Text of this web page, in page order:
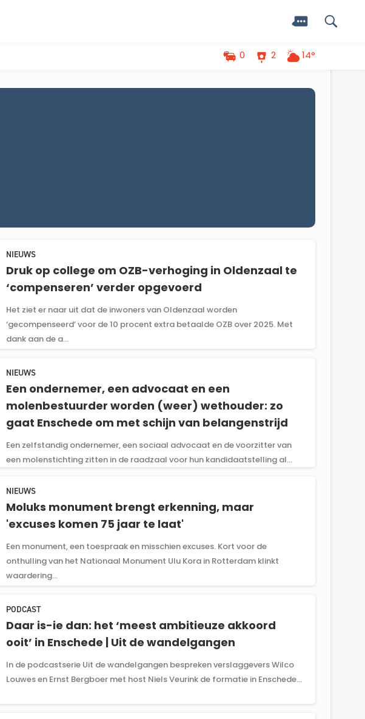
0 2 14°
NIEUWS
Druk op college om OZB-verhoging in Oldenzaal te
‘compenseren’ verder opgevoerd
Het ziet er naar uit dat de inwoners van Oldenzaal worden
‘gecompenseerd’ voor de 10 procent extra betaalde OZB over 2025. Met
dank aan de a...
NIEUWS
Een ondernemer, een advocaat en een
molenbestuurder worden (weer) wethouder: zo
gaat Enschede om met schijn van belangenstrijd
Een zelfstandig ondernemer, een sociaal advocaat en de voorzitter van
een molenstichting zitten in de raadzaal voor hun kandidaatstelling al...
NIEUWS
Moluks monument brengt erkenning, maar
'excuses komen 75 jaar te laat'
Een monument, een toespraak en misschien excuses. Kort voor de
onthulling van het Nationaal Monument Ulu Kora in Rotterdam klinkt
waardering...
PODCAST
Daar is-ie dan: het ‘meest ambitieuze akkoord
ooit’ in Enschede | Uit de wandelgangen
In de podcastserie Uit de wandelgangen bespreken verslaggevers Wilco
Louwes en Ernst Bergboer met host Niels Veurink de formatie in Enschede...